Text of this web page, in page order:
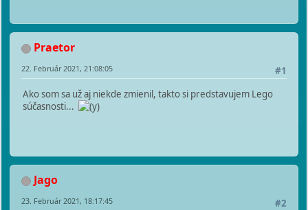
Praetor
#1
22. Február 2021, 21:08:05
Ako som sa už aj niekde zmienil, takto si predstavujem Lego
súčasnosti...
Jago
#2
23. Február 2021, 18:17:45